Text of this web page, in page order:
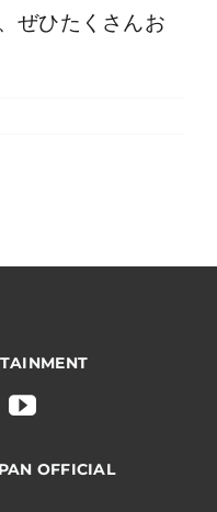
ぜひたくさんお
OFFICIAL